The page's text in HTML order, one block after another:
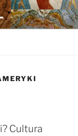
Cultura